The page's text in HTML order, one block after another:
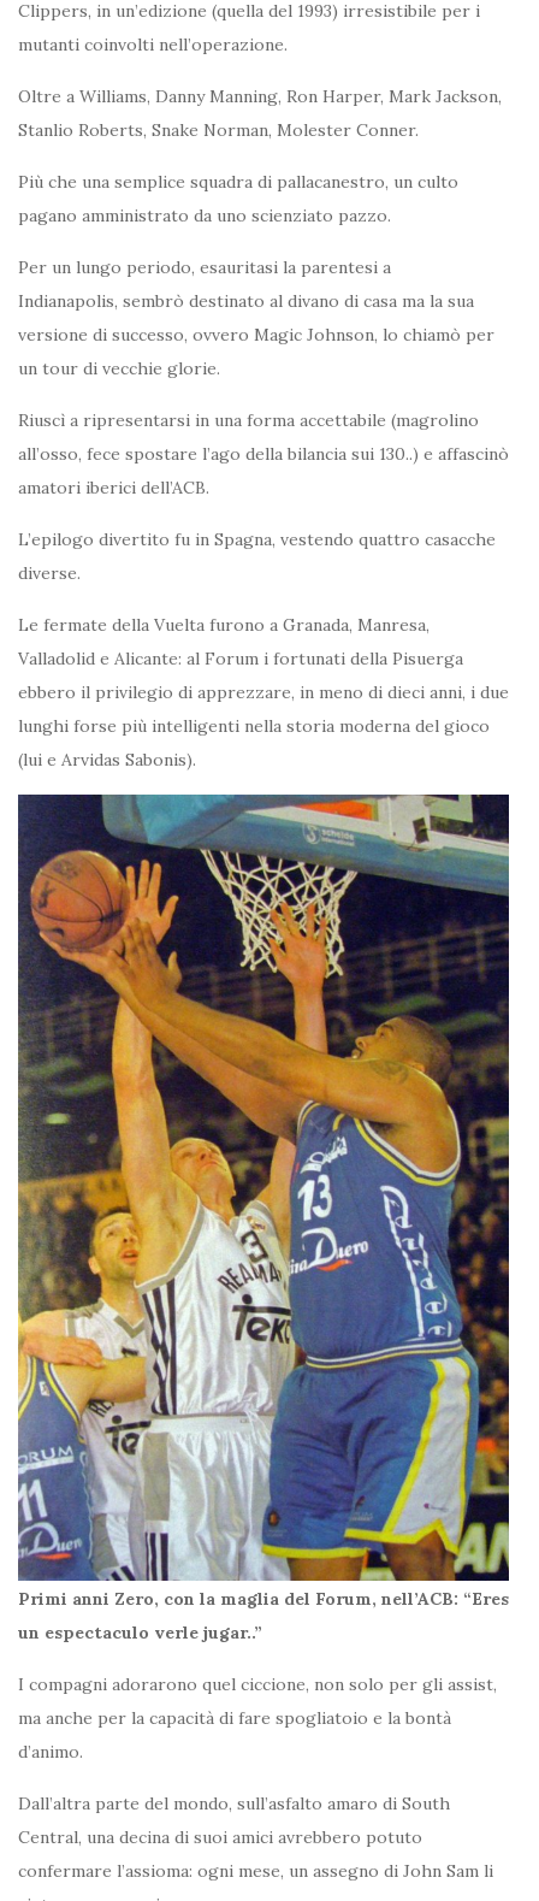
Clippers, in un’edizione (quella del 1993) irresistibile per i
mutanti coinvolti nell’operazione.
Oltre a Williams, Danny Manning, Ron Harper, Mark Jackson,
Stanlio Roberts, Snake Norman, Molester Conner.
Più che una semplice squadra di pallacanestro, un culto
pagano amministrato da uno scienziato pazzo.
Per un lungo periodo, esauritasi la parentesi a
Indianapolis, sembrò destinato al divano di casa ma la sua
versione di successo, ovvero Magic Johnson, lo chiamò per
un tour di vecchie glorie.
Riuscì a ripresentarsi in una forma accettabile (magrolino
all’osso, fece spostare l’ago della bilancia sui 130..) e affascinò
amatori iberici dell’ACB.
L’epilogo divertito fu in Spagna, vestendo quattro casacche
diverse.
Le fermate della Vuelta furono a Granada, Manresa,
Valladolid e Alicante: al Forum i fortunati della Pisuerga
ebbero il privilegio di apprezzare, in meno di dieci anni, i due
lunghi forse più intelligenti nella storia moderna del gioco
(lui e Arvidas Sabonis).
Primi anni Zero, con la maglia del Forum, nell’ACB: “Eres
un espectaculo verle jugar..”
I compagni adorarono quel ciccione, non solo per gli assist,
ma anche per la capacità di fare spogliatoio e la bontà
d’animo.
Dall’altra parte del mondo, sull’asfalto amaro di South
Central, una decina di suoi amici avrebbero potuto
confermare l’assioma: ogni mese, un assegno di John Sam li